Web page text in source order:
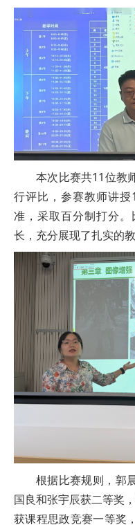
本次比赛共11位教
行评比，参赛教师讲
准，采取百分制打分
长，充分展现了扎实的
根据比赛规则，郭
国良和张宇辰获二等奖
获课程思政竞赛一等奖